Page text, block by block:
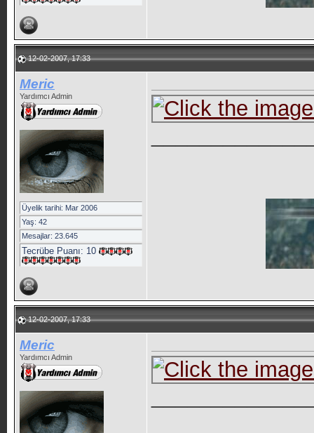
12-02-2007, 17:33
Meric
Yardımcı Admin
Üyelik tarihi: Mar 2006
Yaş: 42
Mesajlar: 23.645
Tecrübe Puanı: 10
12-02-2007, 17:33
Meric
Yardımcı Admin